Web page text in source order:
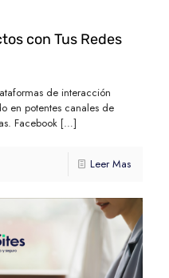
con Tus Redes
de interacción
en potentes canales de
Facebook […]
Leer Mas